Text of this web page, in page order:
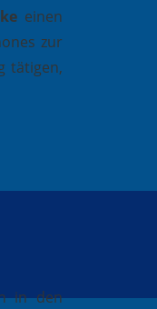
einen
zur
tätigen,
in den